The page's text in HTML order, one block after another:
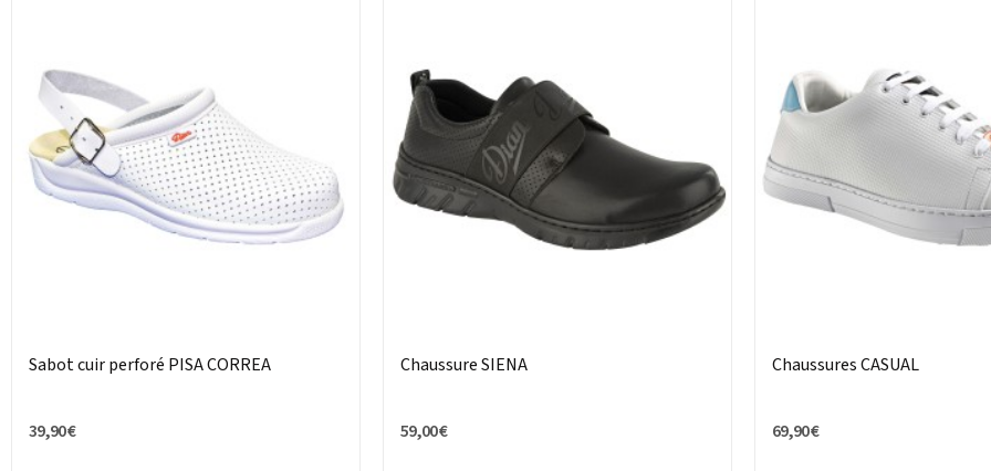
Sabot cuir perforé PISA CORREA
39,90 €
Chaussure SIENA
59,00 €
Chaussures CASUAL
69,90 €